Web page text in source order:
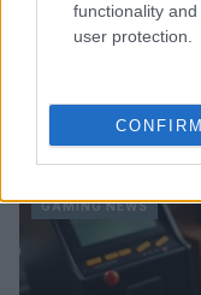
functionality
user protection.
CONFIRM
Giochi del
impianti sportivi
Ilaria Mauri · 28 Lug 2026
GAMING NEWS